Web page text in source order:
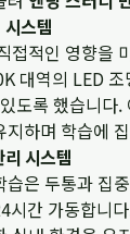
스템
접적인 영향을
대역의 LED
도록 했습니다
하며 학습에
시스템
은 두통과 집
시간 가동합니